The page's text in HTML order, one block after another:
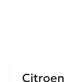
Citroen